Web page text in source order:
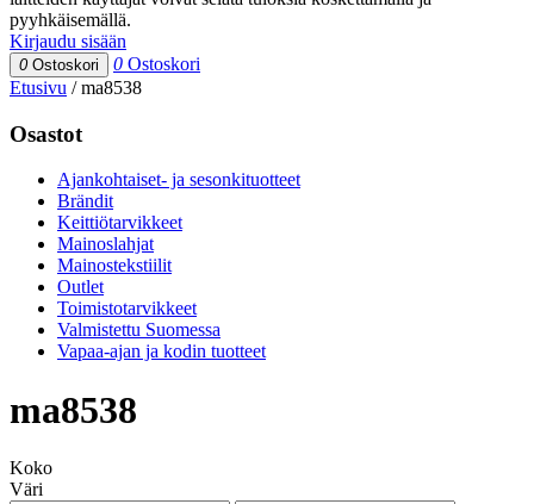
pyyhkäisemällä.
Kirjaudu sisään
0 Ostoskori 0 Ostoskori
Etusivu /ma8538
Osastot
Ajankohtaiset- ja sesonkituotteet
Brändit
Keittiötarvikkeet
Mainoslahjat
Mainostekstiilit
Outlet
Toimistotarvikkeet
Valmistettu Suomessa
Vapaa-ajan ja kodin tuotteet
ma8538
Koko
Väri